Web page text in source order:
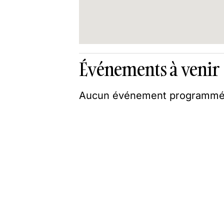
Événements à venir
Aucun événement